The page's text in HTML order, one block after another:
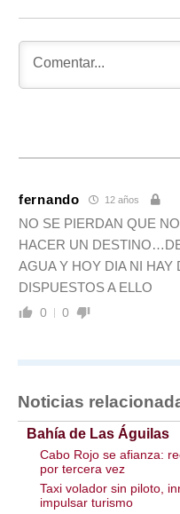
fernando 12 años
NO SE PIERDAN QUE
HACER UN
AGUA Y HOY DIA NI
DISPUESTOS A ELLO
0 0
Noticias
Bahía de Las Águilas
Cabo Rojo se afianza:
por tercera vez
Taxi volador sin piloto,
impulsar turismo